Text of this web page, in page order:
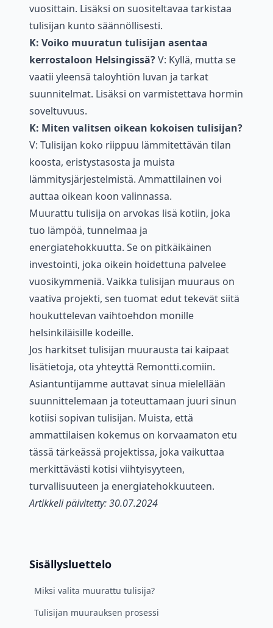
vuosittain. Lisäksi on suositeltavaa tarkistaa
tulisijan kunto säännöllisesti.
K: Voiko muuratun tulisijan asentaa
kerrostaloon Helsingissä?V: Kyllä, mutta se
vaatii yleensä taloyhtiön luvan ja tarkat
suunnitelmat. Lisäksi on varmistettava hormin
soveltuvuus.
K: Miten valitsen oikean kokoisen tulisijan?
V: Tulisijan koko riippuu lämmitettävän tilan
koosta, eristystasosta ja muista
lämmitysjärjestelmistä. Ammattilainen voi
auttaa oikean koon valinnassa.
Muurattu tulisija on arvokas lisä kotiin, joka
tuo lämpöä, tunnelmaa ja
energiatehokkuutta. Se on pitkäikäinen
investointi, joka oikein hoidettuna palvelee
vuosikymmeniä. Vaikka tulisijan muuraus on
vaativa projekti, sen tuomat edut tekevät siitä
houkuttelevan vaihtoehdon monille
helsinkiläisille kodeille.
Jos harkitset tulisijan muurausta tai kaipaat
lisätietoja, ota yhteyttä Remontti.comiin.
Asiantuntijamme auttavat sinua mielellään
suunnittelemaan ja toteuttamaan juuri sinun
kotiisi sopivan tulisijan. Muista, että
ammattilaisen kokemus on korvaamaton etu
tässä tärkeässä projektissa, joka vaikuttaa
merkittävästi kotisi viihtyisyyteen,
turvallisuuteen ja energiatehokkuuteen.
Artikkeli päivitetty: 30.07.2024
Sisällysluettelo
Miksi valita muurattu tulisija?
Tulisijan muurauksen prosessi